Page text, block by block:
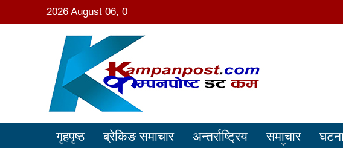
2026 August 06, 0
गृहपृष्ठ ब्रेकिङ समाचार अन्तर्राष्ट्रिय समाचार